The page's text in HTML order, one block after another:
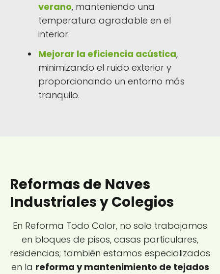
verano, manteniendo una
temperatura agradable en el
interior.
Mejorar la eficiencia acústica,
minimizando el ruido exterior y
proporcionando un entorno más
tranquilo.
Reformas de Naves
Industriales y Colegios
En Reforma Todo Color, no solo trabajamos
en bloques de pisos, casas particulares,
residencias; también estamos especializados
en la reforma y mantenimiento de tejados